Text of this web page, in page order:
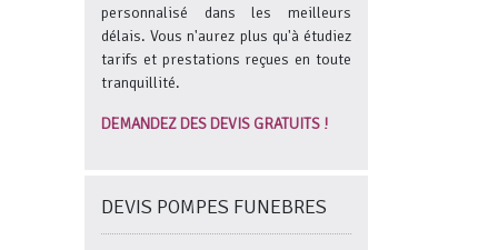
personnalisé dans les meilleurs
délais. Vous n'aurez plus qu'à étudiez
tarifs et prestations reçues en toute
tranquillité.
DEMANDEZ DES DEVIS GRATUITS !
DEVIS POMPES FUNEBRES